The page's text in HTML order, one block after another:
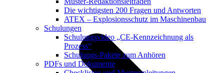
Die wichtigsten 200 Fragen und Antworten
ATEX – Explosionsschutz im Maschinenbau
Schulungen
Schulungsvideo „CE-Kennzeichnung als
Prozess“
Schulungs-Pakete zum Anhören
PDFs und Dokumente